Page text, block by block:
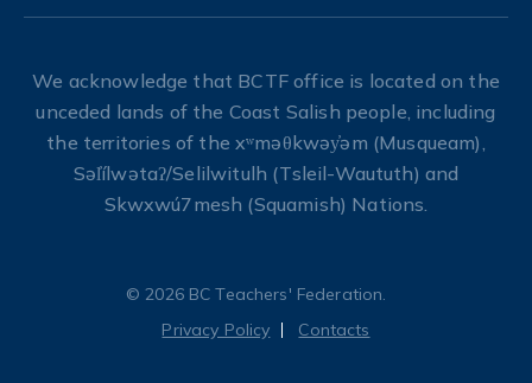
We acknowledge that BCTF office is located on the
unceded lands of the Coast Salish people, including
the territories of the xʷməθkwəy̓əm (Musqueam),
Səl̓ílwətaʔ/Selilwitulh (Tsleil-Waututh) and
Skwxwú7mesh (Squamish) Nations.
© 2026 BC Teachers' Federation.
Privacy Policy
Contacts